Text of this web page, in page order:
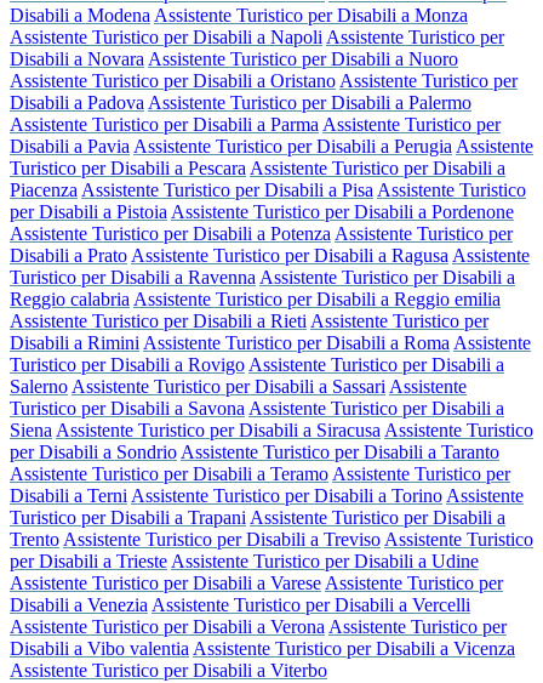
Disabili a Modena Assistente Turistico per Disabili a Monza
Assistente Turistico per Disabili a Napoli Assistente Turistico per
Disabili a Novara Assistente Turistico per Disabili a Nuoro
Assistente Turistico per Disabili a Oristano Assistente Turistico per
Disabili a Padova Assistente Turistico per Disabili a Palermo
Assistente Turistico per Disabili a Parma Assistente Turistico per
Disabili a Pavia Assistente Turistico per Disabili a Perugia Assistente
Turistico per Disabili a Pescara Assistente Turistico per Disabili a
Piacenza Assistente Turistico per Disabili a Pisa Assistente Turistico
per Disabili a Pistoia Assistente Turistico per Disabili a Pordenone
Assistente Turistico per Disabili a Potenza Assistente Turistico per
Disabili a Prato Assistente Turistico per Disabili a Ragusa Assistente
Turistico per Disabili a Ravenna Assistente Turistico per Disabili a
Reggio calabria Assistente Turistico per Disabili a Reggio emilia
Assistente Turistico per Disabili a Rieti Assistente Turistico per
Disabili a Rimini Assistente Turistico per Disabili a Roma Assistente
Turistico per Disabili a Rovigo Assistente Turistico per Disabili a
Salerno Assistente Turistico per Disabili a Sassari Assistente
Turistico per Disabili a Savona Assistente Turistico per Disabili a
Siena Assistente Turistico per Disabili a Siracusa Assistente Turistico
per Disabili a Sondrio Assistente Turistico per Disabili a Taranto
Assistente Turistico per Disabili a Teramo Assistente Turistico per
Disabili a Terni Assistente Turistico per Disabili a Torino Assistente
Turistico per Disabili a Trapani Assistente Turistico per Disabili a
Trento Assistente Turistico per Disabili a Treviso Assistente Turistico
per Disabili a Trieste Assistente Turistico per Disabili a Udine
Assistente Turistico per Disabili a Varese Assistente Turistico per
Disabili a Venezia Assistente Turistico per Disabili a Vercelli
Assistente Turistico per Disabili a Verona Assistente Turistico per
Disabili a Vibo valentia Assistente Turistico per Disabili a Vicenza
Assistente Turistico per Disabili a Viterbo